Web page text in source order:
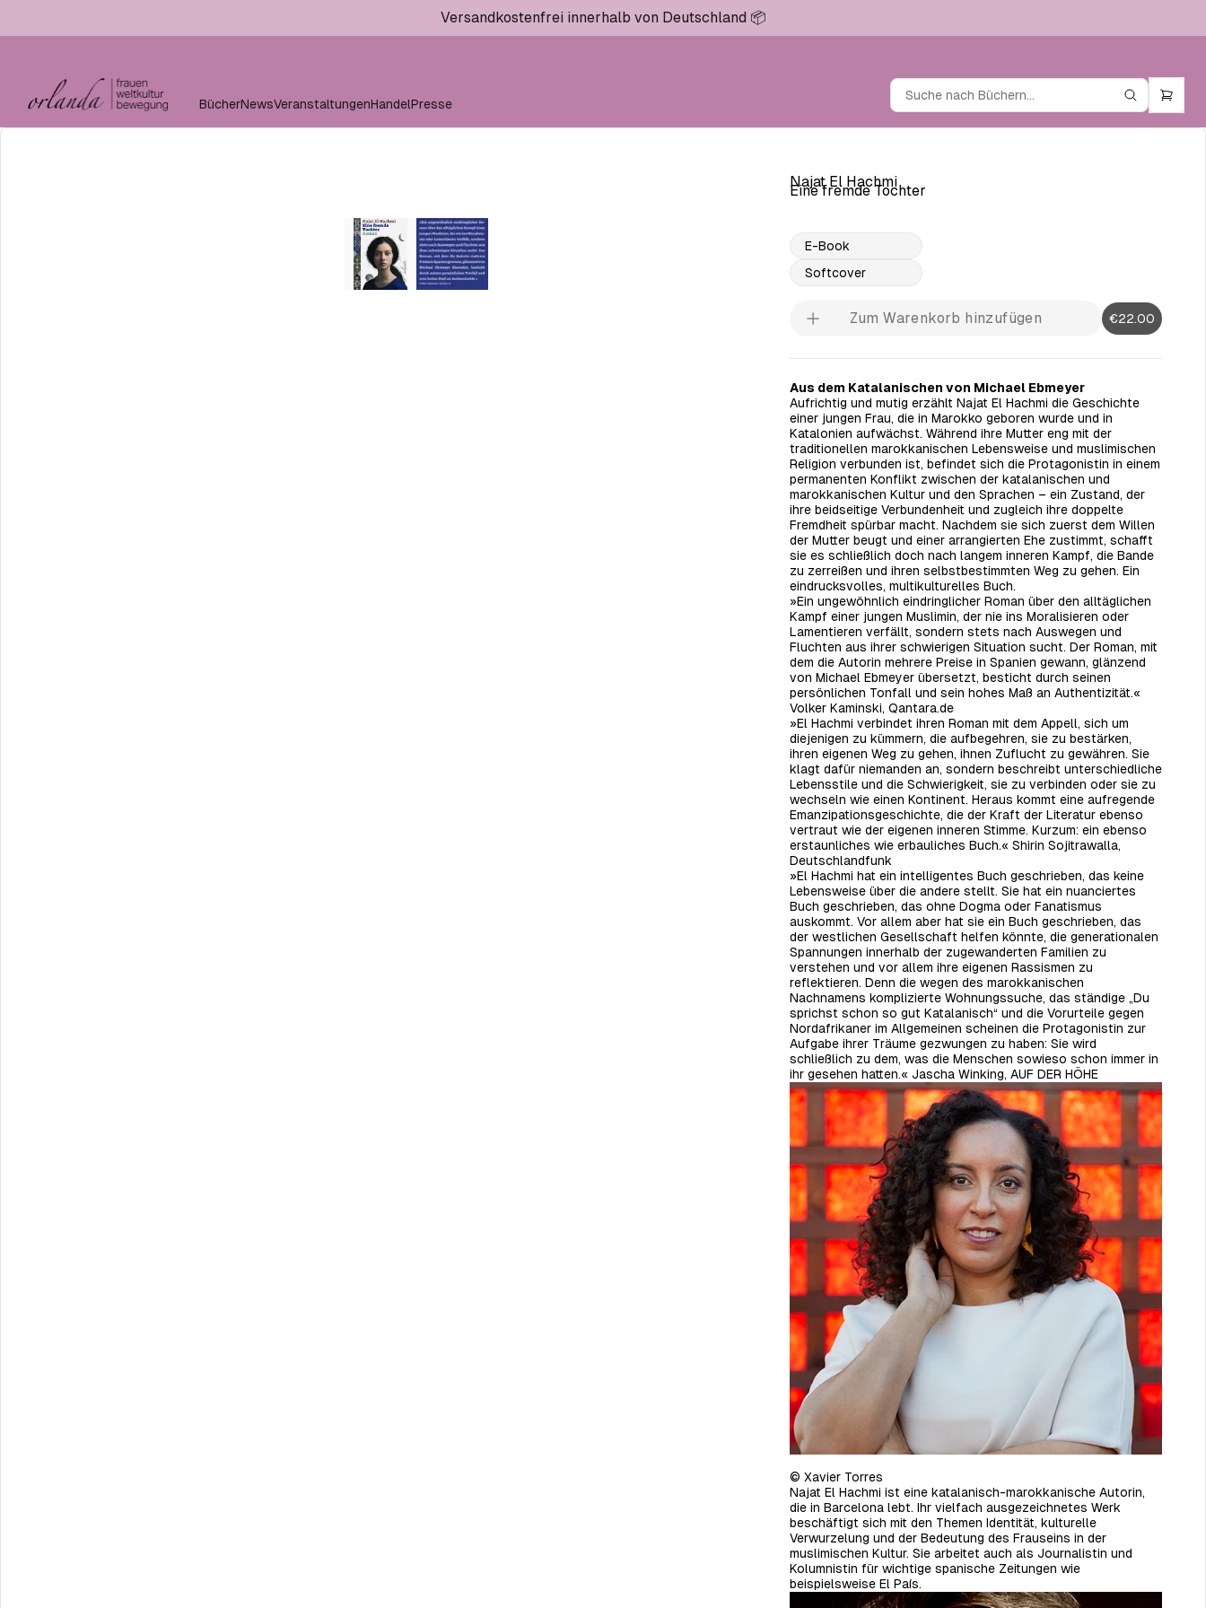
Versandkostenfrei innerhalb von Deutschland 📦
BücherNewsVeranstaltungenHandelPresse
Najat El Hachmi
Eine fremde Tochter
E-Book
Softcover
Zum Warenkorb hinzufügen €22.00
Aus dem Katalanischen von Michael Ebmeyer
Aufrichtig und mutig erzählt Najat El Hachmi die Geschichte
einer jungen Frau, die in Marokko geboren wurde und in
Katalonien aufwächst. Während ihre Mutter eng mit der
traditionellen marokkanischen Lebensweise und muslimischen
Religion verbunden ist, befindet sich die Protagonistin in einem
permanenten Konflikt zwischen der katalanischen und
marokkanischen Kultur und den Sprachen – ein Zustand, der
ihre beidseitige Verbundenheit und zugleich ihre doppelte
Fremdheit spürbar macht. Nachdem sie sich zuerst dem Willen
der Mutter beugt und einer arrangierten Ehe zustimmt, schafft
sie es schließlich doch nach langem inneren Kampf, die Bande
zu zerreißen und ihren selbstbestimmten Weg zu gehen. Ein
eindrucksvolles, multikulturelles Buch.
»Ein ungewöhnlich eindringlicher Roman über den alltäglichen
Kampf einer jungen Muslimin, der nie ins Moralisieren oder
Lamentieren verfällt, sondern stets nach Auswegen und
Fluchten aus ihrer schwierigen Situation sucht. Der Roman, mit
dem die Autorin mehrere Preise in Spanien gewann, glänzend
von Michael Ebmeyer übersetzt, besticht durch seinen
persönlichen Tonfall und sein hohes Maß an Authentizität.«
Volker Kaminski, Qantara.de
»El Hachmi verbindet ihren Roman mit dem Appell, sich um
diejenigen zu kümmern, die aufbegehren, sie zu bestärken,
ihren eigenen Weg zu gehen, ihnen Zuflucht zu gewähren. Sie
klagt dafür niemanden an, sondern beschreibt unterschiedliche
Lebensstile und die Schwierigkeit, sie zu verbinden oder sie zu
wechseln wie einen Kontinent. Heraus kommt eine aufregende
Emanzipationsgeschichte, die der Kraft der Literatur ebenso
vertraut wie der eigenen inneren Stimme. Kurzum: ein ebenso
erstaunliches wie erbauliches Buch.« Shirin Sojitrawalla,
Deutschlandfunk
»El Hachmi hat ein intelligentes Buch geschrieben, das keine
Lebensweise über die andere stellt. Sie hat ein nuanciertes
Buch geschrieben, das ohne Dogma oder Fanatismus
auskommt. Vor allem aber hat sie ein Buch geschrieben, das
der westlichen Gesellschaft helfen könnte, die generationalen
Spannungen innerhalb der zugewanderten Familien zu
verstehen und vor allem ihre eigenen Rassismen zu
reflektieren. Denn die wegen des marokkanischen
Nachnamens komplizierte Wohnungssuche, das ständige „Du
sprichst schon so gut Katalanisch“ und die Vorurteile gegen
Nordafrikaner im Allgemeinen scheinen die Protagonistin zur
Aufgabe ihrer Träume gezwungen zu haben: Sie wird
schließlich zu dem, was die Menschen sowieso schon immer in
ihr gesehen hatten.« Jascha Winking, AUF DER HÖHE
© Xavier Torres
Najat El Hachmi ist eine katalanisch-marokkanische Autorin,
die in Barcelona lebt. Ihr vielfach ausgezeichnetes Werk
beschäftigt sich mit den Themen Identität, kulturelle
Verwurzelung und der Bedeutung des Frauseins in der
muslimischen Kultur. Sie arbeitet auch als Journalistin und
Kolumnistin für wichtige spanische Zeitungen wie
beispielsweise El País.